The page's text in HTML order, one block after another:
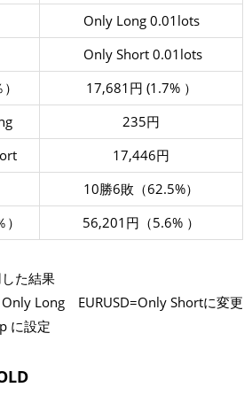
Only Long 0.01lots
Only Short 0.01lots
17,681円 (1.7% ）
235円
17,446円
10勝6敗（62.5%）
56,201円（5.6% ）
た結果
Only Long EURUSD=Only Shortに変更
に設定